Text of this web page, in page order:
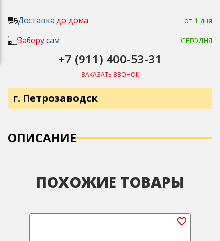
Доставка до дома от 1 дня
Заберусам СЕГОДНЯ
+7 (911) 400-53-31
ЗАКАЗАТЬ ЗВОНОК
г. Петрозаводск
ОПИСАНИЕ
ПОХОЖИЕ ТОВАРЫ